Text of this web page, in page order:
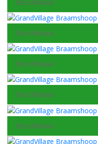
Beschikbaar
Beschikbaar
Beschikbaar
Beschikbaar
Beschikbaar